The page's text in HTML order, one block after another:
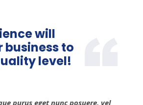
will
business to
level!
purus eget nunc posuere, vel